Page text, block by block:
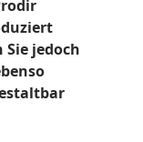
jedoch